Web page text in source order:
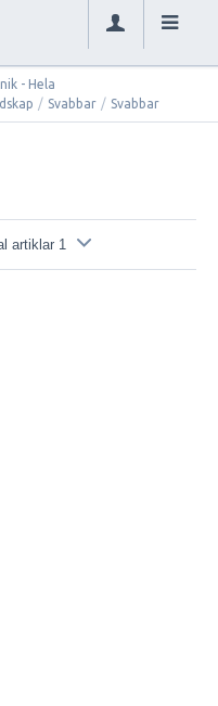
- Hela
/ Svabbar / Svabbar
artiklar 1